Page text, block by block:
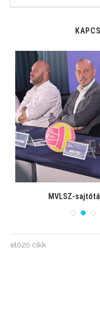
MVLSZ-
előző cikk